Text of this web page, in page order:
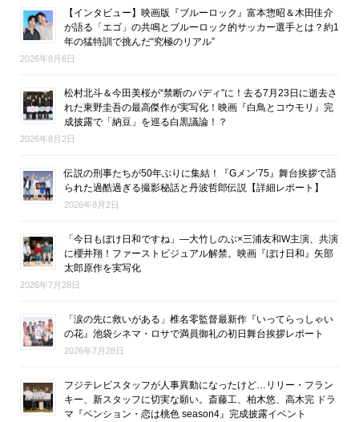
【インタビュー】映画版『ブルーロック』富本惣昭＆木田佳介
が語る「エゴ」の共鳴とブルーロック的サッカー選手とは？約1
年の猛特訓で挑んだ“究極のリアル”
2026年8月6日
松村北斗＆今田美桜が“禁断のバディ”に！去る7月23日に逝去さ
れた東野圭吾の最高傑作が実写化！映画『白鳥とコウモリ』完
成披露で「納豆」を巡る白黒議論！？
2026年8月2日
伝説の刑事たちが50年ぶりに集結！『Gメン’75』舞台挨拶で語
られた過酷過ぎる撮影秘話と丹波哲郎伝説【詳細レポート】
2026年8月2日
「今日もぼけ日和ですね」―大竹しのぶ×三浦友和W主演、共演
に櫻井翔！ファーストビジュアル解禁。映画『ぼけ日和』矢部
太郎原作を実写化
2026年7月28日
「涙の先に救いがある」椎名零監督最新作『いってらっしゃい
の花』池袋シネマ・ロサで満員御礼の初日舞台挨拶レポート
2026年7月28日
フジテレビスタッフが人事異動になったけど…リリー・フラン
キー、新スタッフに切実な願い。斎藤工、柏木悠、高木完 ドラ
マ『ペンション・恋は桃色 season4』完成披露イベント